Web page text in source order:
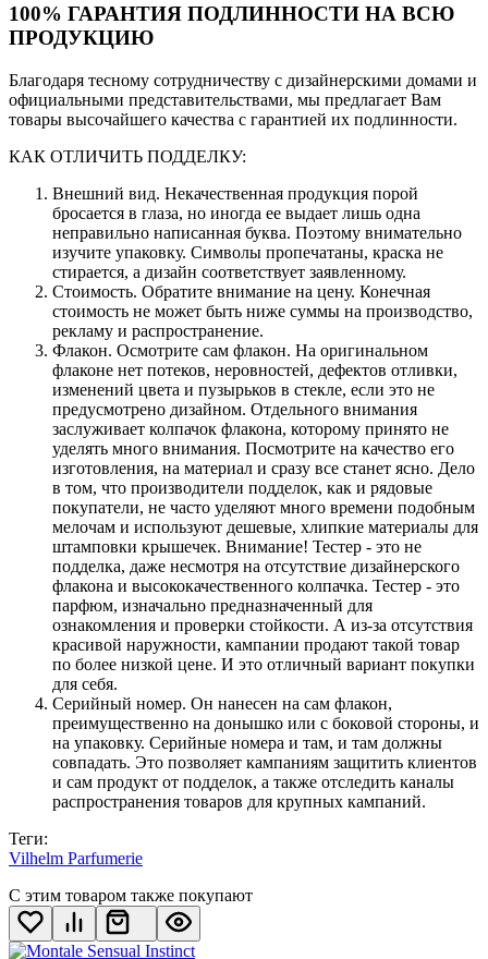
100% ГАРАНТИЯ ПОДЛИННОСТИ НА ВСЮ
ПРОДУКЦИЮ
Благодаря тесному сотрудничеству с дизайнерскими домами и
официальными представительствами, мы предлагает Вам
товары высочайшего качества с гарантией их подлинности.
КАК ОТЛИЧИТЬ ПОДДЕЛКУ:
Внешний вид. Некачественная продукция порой
бросается в глаза, но иногда ее выдает лишь одна
неправильно написанная буква. Поэтому внимательно
изучите упаковку. Символы пропечатаны, краска не
стирается, а дизайн соответствует заявленному.
Стоимость. Обратите внимание на цену. Конечная
стоимость не может быть ниже суммы на производство,
рекламу и распространение.
Флакон. Осмотрите сам флакон. На оригинальном
флаконе нет потеков, неровностей, дефектов отливки,
изменений цвета и пузырьков в стекле, если это не
предусмотрено дизайном. Отдельного внимания
заслуживает колпачок флакона, которому принято не
уделять много внимания. Посмотрите на качество его
изготовления, на материал и сразу все станет ясно. Дело
в том, что производители подделок, как и рядовые
покупатели, не часто уделяют много времени подобным
мелочам и используют дешевые, хлипкие материалы для
штамповки крышечек. Внимание! Тестер - это не
подделка, даже несмотря на отсутствие дизайнерского
флакона и высококачественного колпачка. Тестер - это
парфюм, изначально предназначенный для
ознакомления и проверки стойкости. А из-за отсутствия
красивой наружности, кампании продают такой товар
по более низкой цене. И это отличный вариант покупки
для себя.
Серийный номер. Он нанесен на сам флакон,
преимущественно на донышко или с боковой стороны, и
на упаковку. Серийные номера и там, и там должны
совпадать. Это позволяет кампаниям защитить клиентов
и сам продукт от подделок, а также отследить каналы
распространения товаров для крупных кампаний.
Теги:
Vilhelm Parfumerie
С этим товаром также покупают